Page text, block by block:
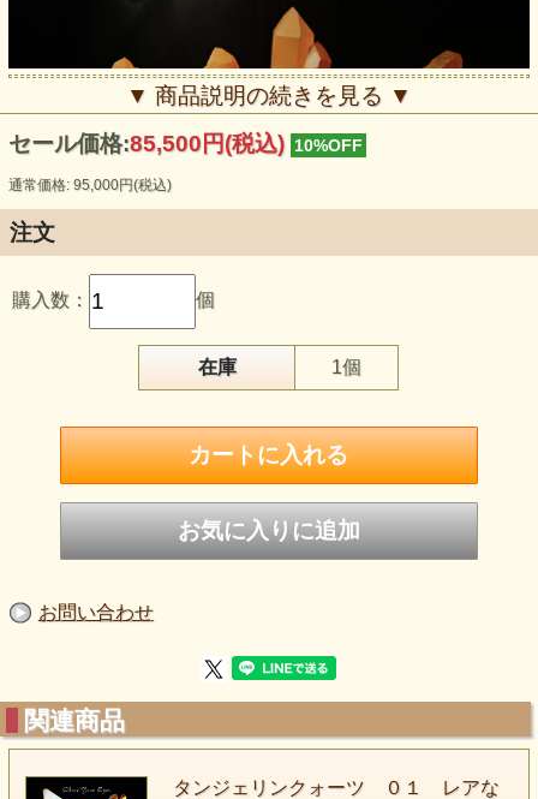
まるで太陽のかけらが
そのまま結晶化したような
鮮やかなオレンジゴールド。
そう思い出させてくれるでしょう。
ただ眺めて、呼吸をするだけで
内側からエネルギーが満ちていく感覚。
あたたかな光の拠り所を。
▼ 商品説明の続きを見る ▼
セール価格:85,500円(税込) 10%OFF
通常価格: 95,000円(税込)
注文
購入数： 個
在庫 1個
お問い合わせ
関連商品
タンジェリンクォーツ ０１ レアな